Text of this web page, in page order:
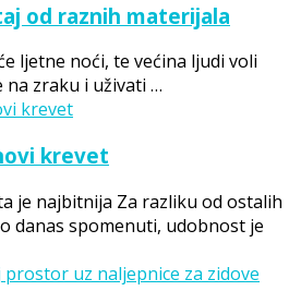
od raznih materijala
ljetne noći, te većina ljudi voli
zraku i uživati …
krevet
je najbitnija Za razliku od ostalih
danas spomenuti, udobnost je